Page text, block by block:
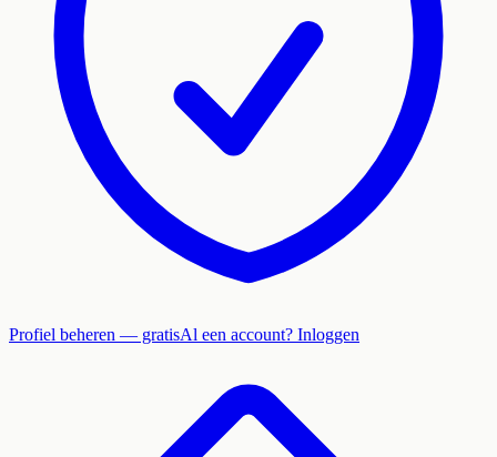
Profiel beheren — gratisAl een account? Inloggen